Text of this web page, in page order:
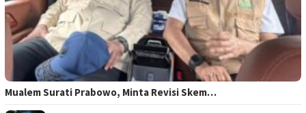
Mualem Surati Prabowo, Minta Revisi Skem…